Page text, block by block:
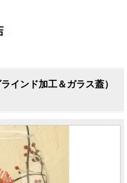
インド加工＆ガラス蓋）